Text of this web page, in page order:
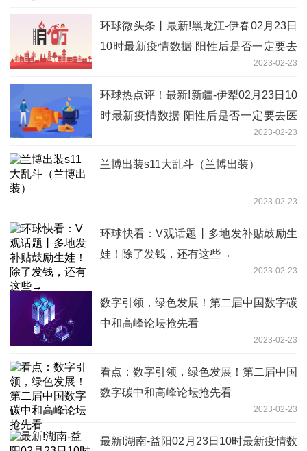
环球微头条丨最新!黑龙江-伊春02月23日
10时最新疫情数据 阳性后是否一定要去
2023-02-23
环球热点评！最新!新疆-伊犁02月23日10
时最新疫情数据 阳性后是否一定要去医
2023-02-23
兰博出装s11大乱斗（兰博出装）
2023-02-23
环球快看：V观话题丨多地发补贴鼓励生
娃！除了发钱，还有这些→
2023-02-23
数字引领，绿色发展！第二届中国数字碳
中和高峰论坛抢先看
2023-02-23
看点：数字引领，绿色发展！第二届中国
数字碳中和高峰论坛抢先看
2023-02-23
最新!湖南-益阳02月23日10时最新疫情数